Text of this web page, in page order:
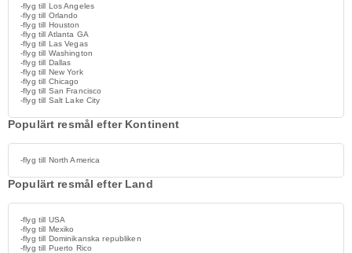
-flyg till Los Angeles
-flyg till Orlando
-flyg till Houston
-flyg till Atlanta GA
-flyg till Las Vegas
-flyg till Washington
-flyg till Dallas
-flyg till New York
-flyg till Chicago
-flyg till San Francisco
-flyg till Salt Lake City
Populärt resmål efter Kontinent
-flyg till North America
Populärt resmål efter Land
-flyg till USA
-flyg till Mexiko
-flyg till Dominikanska republiken
-flyg till Puerto Rico